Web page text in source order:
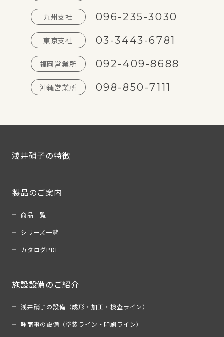
九州支社 096-235-3030
東京支社 03-3443-6781
福岡営業所 092-409-8688
沖縄営業所 098-850-7111
浅井硝子の特徴
製品のご案内
商品一覧
シリーズ一覧
カタログPDF
施設設備のご紹介
浅井硝子の設備（成形・加工・検査ライン）
暉商事の設備（塗装ライン・印刷ライン）